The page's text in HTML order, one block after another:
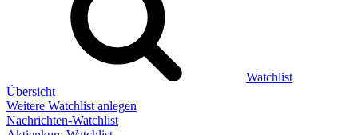
Watchlist
Übersicht
Weitere Watchlist anlegen
Nachrichten-Watchlist